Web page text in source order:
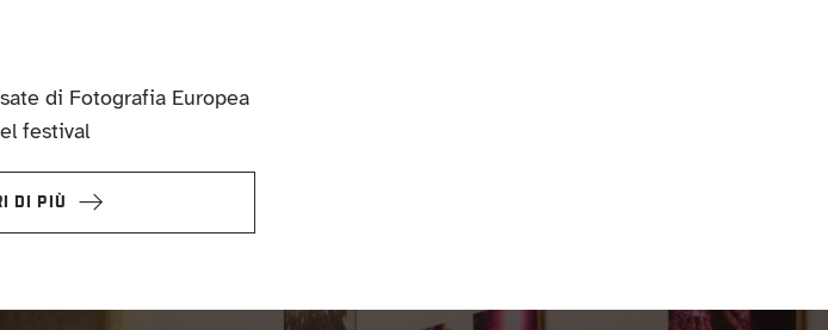
di Fotografia Europea
festival
DI PIÙ